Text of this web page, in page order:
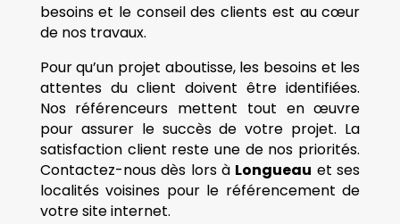
besoins et le conseil des clients est au cœur
de nos travaux.
Pour qu’un projet aboutisse, les besoins et les
attentes du client doivent être identifiées.
Nos référenceurs mettent tout en œuvre
pour assurer le succès de votre projet. La
satisfaction client reste une de nos priorités.
Contactez-nous dès lors à Longueau et ses
localités voisines pour le référencement de
votre site internet.